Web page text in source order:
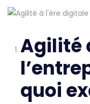
Agilité
quoi